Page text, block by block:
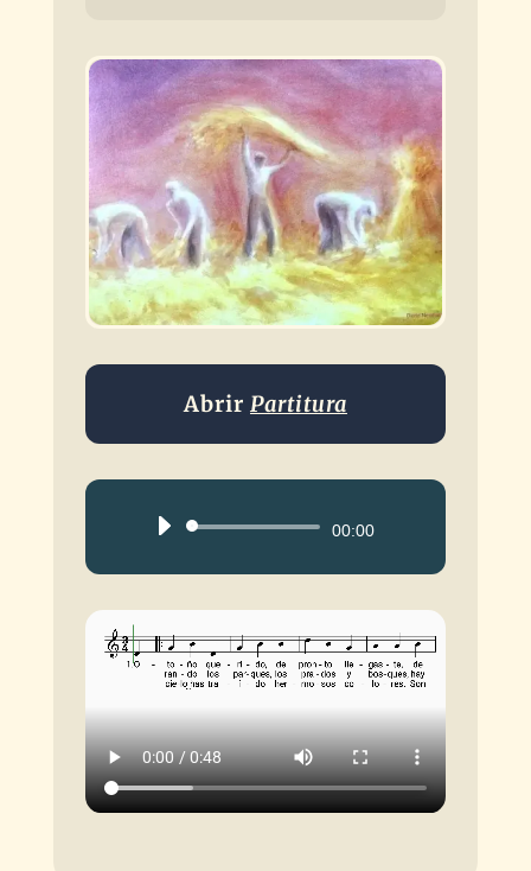
Abrir Partitura
Reproductor00:00